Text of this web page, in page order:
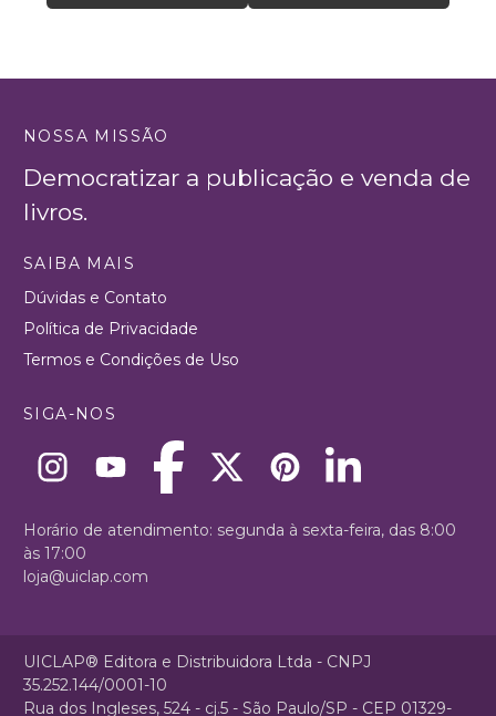
NOSSA MISSÃO
Democratizar a publicação e venda de
livros.
SAIBA MAIS
Dúvidas e Contato
Política de Privacidade
Termos e Condições de Uso
SIGA-NOS
Horário de atendimento: segunda à sexta-feira, das 8:00
às 17:00
loja@uiclap.com
UICLAP® Editora e Distribuidora Ltda - CNPJ
35.252.144/0001-10
Rua dos Ingleses, 524 - cj.5 - São Paulo/SP - CEP 01329-